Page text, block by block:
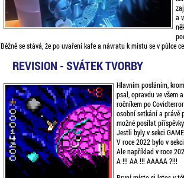
a
Běžně se stává, že po uvaření kafe a návratu k místu se v
REVISION - SVÁTEK TVORBY
Hlavním posláním,
psal, opravdu ve všem
ročníkem po
osobní setkání a právě
možné posílat
Jestli byly v sekci
V roce 2022 bylo v
Ale například v roce
A !!! AA !!! AAAAA ?!!!